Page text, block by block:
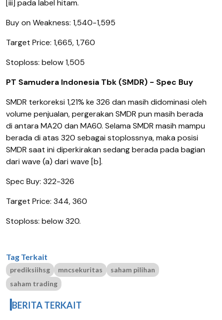
[iii] pada label hitam.
Buy on Weakness: 1,540-1,595
Target Price: 1,665, 1,760
Stoploss: below 1,505
PT Samudera Indonesia Tbk (SMDR) - Spec Buy
SMDR terkoreksi 1,21% ke 326 dan masih didominasi oleh
volume penjualan, pergerakan SMDR pun masih berada
di antara MA20 dan MA60. Selama SMDR masih mampu
berada di atas 320 sebagai stoplossnya, maka posisi
SMDR saat ini diperkirakan sedang berada pada bagian
dari wave (a) dari wave [b].
Spec Buy: 322-326
Target Price: 344, 360
Stoploss: below 320.
Tag Terkait
prediksiihsg mncsekuritas
saham pilihan
saham trading
BERITA TERKAIT